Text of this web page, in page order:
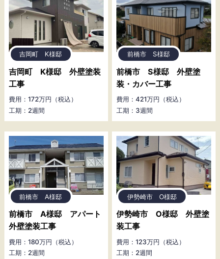
吉岡町 K様邸
吉岡町 K様邸 外壁塗装
工事
費用：172万円（税込）
工期：2週間
前橋市 S様邸
前橋市 S様邸 外壁塗
装・カバー工事
費用：421万円（税込）
工期：3週間
前橋市 A様邸
前橋市 A様邸 アパート
外壁塗装工事
費用：180万円（税込）
工期：2週間
伊勢崎市 O様邸
伊勢崎市 O様邸 外壁塗
装工事
費用：123万円（税込）
工期：2週間